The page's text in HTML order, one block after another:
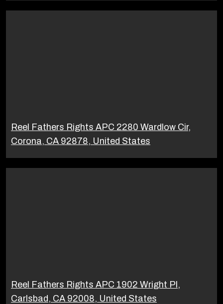
Reel Fathers Rights APC 2280 Wardlow Cir,
Corona, CA 92878, United States
Reel Fathers Rights APC 1902 Wright Pl,
Carlsbad, CA 92008, United States